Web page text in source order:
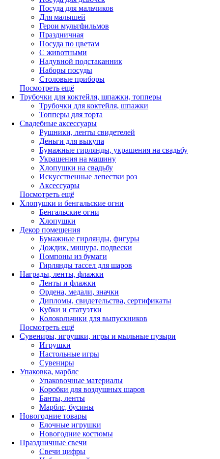
Посуда для мальчиков
Для малышей
Герои мультфильмов
Праздничная
Посуда по цветам
С животными
Надувной подстаканник
Наборы посуды
Столовые приборы
Посмотреть ещё
Трубочки для коктейля, шпажки, топперы
Трубочки для коктейля, шпажки
Топперы для торта
Свадебные аксессуары
Рушники, ленты свидетелей
Деньги для выкупа
Бумажные гирлянды, украшения на свадьбу
Украшения на машину
Хлопушки на свадьбу
Искусственные лепестки роз
Аксессуары
Посмотреть ещё
Хлопушки и бенгальские огни
Бенгальские огни
Хлопушки
Декор помещения
Бумажные гирлянды, фигуры
Дождик, мишура, подвески
Помпоны из бумаги
Гирлянды тассел для шаров
Награды, ленты, флажки
Ленты и флажки
Ордена, медали, значки
Дипломы, свидетельства, сертификаты
Кубки и статуэтки
Колокольчики для выпускников
Посмотреть ещё
Сувениры, игрушки, игры и мыльные пузыри
Игрушки
Настольные игры
Сувениры
Упаковка, марблс
Упаковочные материалы
Коробки для воздушных шаров
Банты, ленты
Марблс, бусины
Новогодние товары
Елочные игрушки
Новогодние костюмы
Праздничные свечи
Свечи цифры